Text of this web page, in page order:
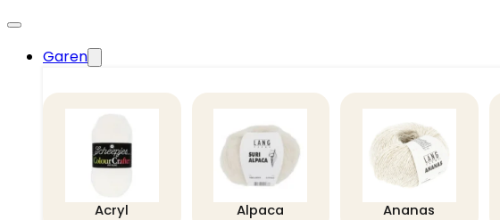
Garen
Acryl Alpaca Ananas